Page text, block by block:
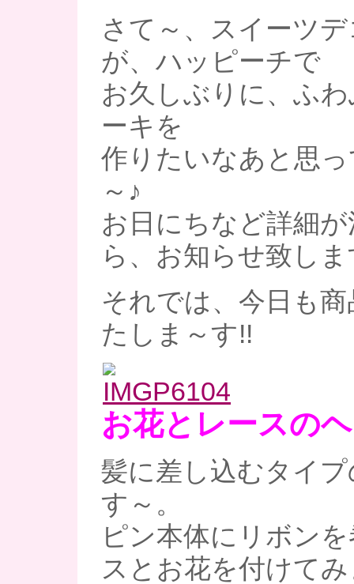
さて～、スイーツ
が、ハッピーチで
お久しぶりに、ふ
ーキを
作りたいなあと思
～♪
お日にちなど詳細
ら、お知らせ致し
それでは、今日も
たしま～す!!
お花とレースの
髪に差し込むタイ
す～。
ピン本体にリボン
スとお花を付けて